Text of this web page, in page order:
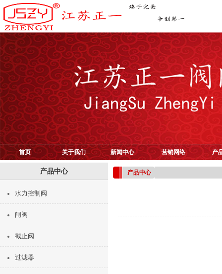
首页 关于我们 新闻中心 营销网络 产
产品中心
水力控制阀
闸阀
截止阀
过滤器
产品中心